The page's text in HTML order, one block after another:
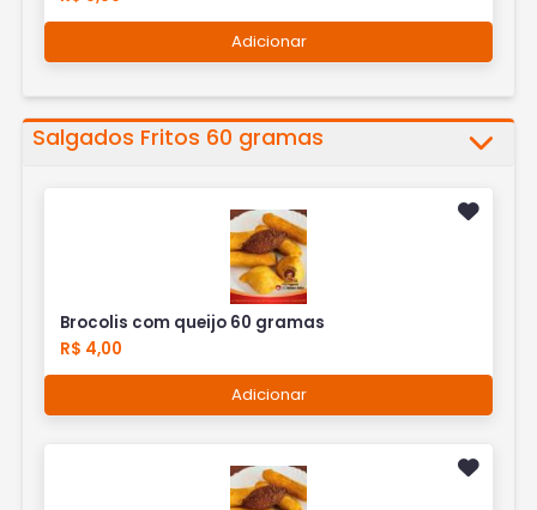
Adicionar
Salgados Fritos 60 gramas
Brocolis com queijo 60 gramas
R$ 4,00
Adicionar